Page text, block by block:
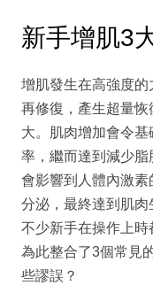
新手增肌3
增肌發生在高強度
再修復，產生超量
大。肌肉增加會令
率，繼而達到減少
會影響到人體內激
分泌，最終達到肌
不少新手在操作上
為此整合了3個常見
些謬誤？